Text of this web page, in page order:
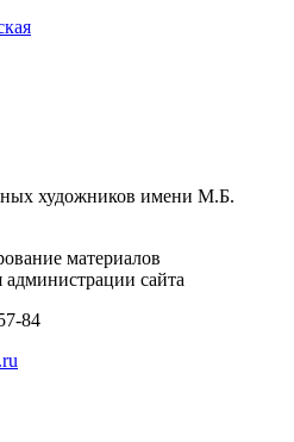
художников имени М.Б.
материалов
администрации сайта
84